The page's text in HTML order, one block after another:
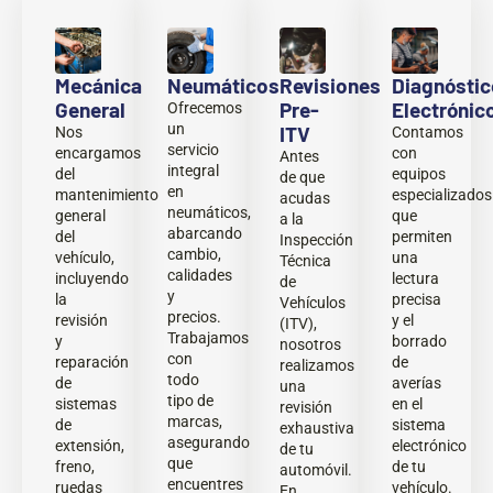
Mecánica
General
Nos
encargamos
del
mantenimiento
general
del
vehículo,
incluyendo
la
revisión
y
reparación
de
sistemas
de
extensión,
freno,
ruedas
Neumáticos
Ofrecemos
un
servicio
integral
en
neumáticos,
abarcando
cambio,
calidades
y
precios.
Trabajamos
con
todo
tipo de
marcas,
asegurando
que
encuentres
Revisiones
Pre-
ITV
Antes
de que
acudas
a la
Inspección
Técnica
de
Vehículos
(ITV),
nosotros
realizamos
una
revisión
exhaustiva
de tu
automóvil.
Contamos
con
equipos
especializados
que
permiten
una
lectura
precisa
y el
borrado
de
averías
en el
sistema
electrónico
de tu
vehículo.